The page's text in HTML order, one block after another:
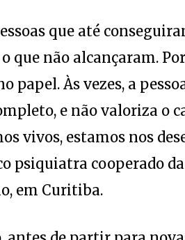
o que não alcançaram.
papel. Às vezes, a
e não valoriza o
vivos, estamos nos
psiquiatra cooperado
em Curitiba.